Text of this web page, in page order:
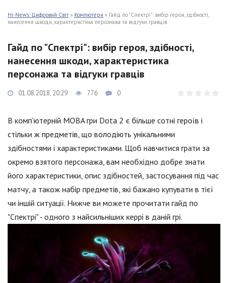
Hi-News: Цифровий Світ » Компютери » Гайд по "Спектрі": вибір героя, здібності,
нанесення шкоди, характеристика персонажа та відгуки гравців
Гайд по "Спектрі": вибір героя, здібності,
нанесення шкоди, характеристика
персонажа та відгуки гравців
01.08.2018, 20:29 776 0
В комп'ютерній MOBA гри Dota 2 є більше сотні героїв і
стільки ж предметів, що володіють унікальними
здібностями і характеристиками. Щоб навчитися грати за
окремо взятого персонажа, вам необхідно добре знати
його характеристики, опис здібностей, застосування під час
матчу, а також набір предметів, які бажано купувати в тієї
чи іншій ситуації. Нижче ви можете прочитати гайд по
"Спектрі" - одного з найсильніших керрі в даній грі.